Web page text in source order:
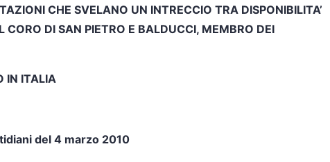
CHE SVELANO UN INTRECCIO TRA DISPONIBILITA’
CORO DI SAN PIETRO E BALDUCCI, MEMBRO DEI
IN ITALIA
del 4 marzo 2010